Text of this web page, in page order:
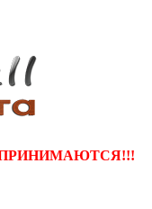
ПРИНИМАЮТСЯ!!!